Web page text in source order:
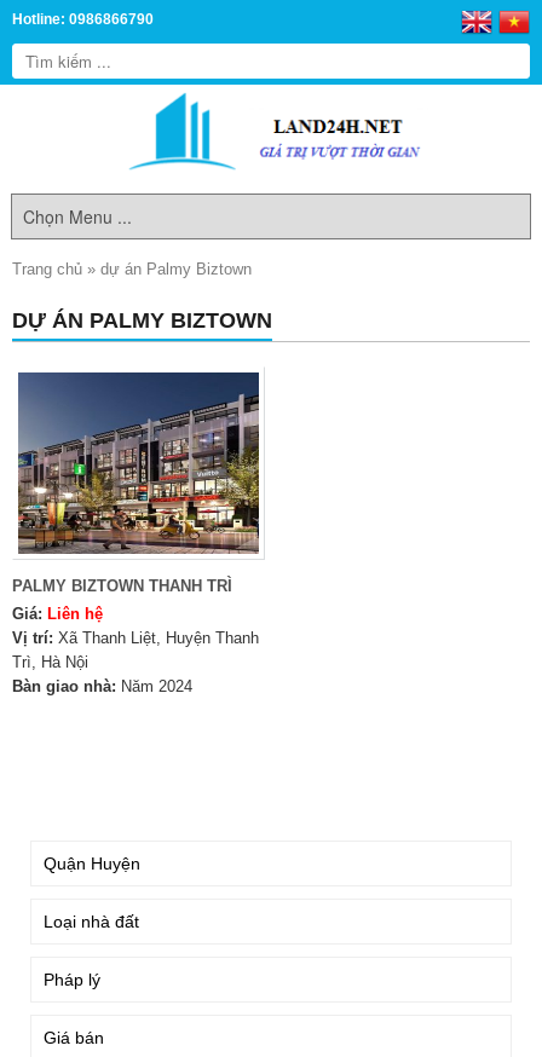
Hotline: 0986866790
Trang chủ » dự án Palmy Biztown
DỰ ÁN PALMY BIZTOWN
PALMY BIZTOWN THANH TRÌ
Giá: Liên hệ
Vị trí: Xã Thanh Liệt, Huyện Thanh
Trì, Hà Nội
Bàn giao nhà: Năm 2024